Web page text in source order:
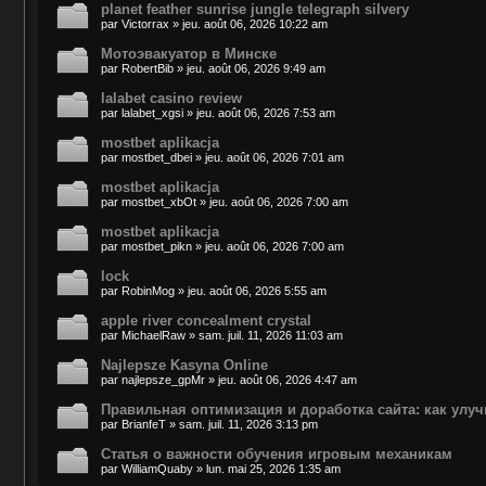
planet feather sunrise jungle telegraph silvery
par Victorrax » jeu. août 06, 2026 10:22 am
Мотоэвакуатор в Минске
par RobertBib » jeu. août 06, 2026 9:49 am
lalabet casino review
par lalabet_xgsi » jeu. août 06, 2026 7:53 am
mostbet aplikacja
par mostbet_dbei » jeu. août 06, 2026 7:01 am
mostbet aplikacja
par mostbet_xbOt » jeu. août 06, 2026 7:00 am
mostbet aplikacja
par mostbet_pikn » jeu. août 06, 2026 7:00 am
lock
par RobinMog » jeu. août 06, 2026 5:55 am
apple river concealment crystal
par MichaelRaw » sam. juil. 11, 2026 11:03 am
Najlepsze Kasyna Online
par najlepsze_gpMr » jeu. août 06, 2026 4:47 am
Правильная оптимизация и доработка сайта: как
par BrianfeT » sam. juil. 11, 2026 3:13 pm
Статья о важности обучения игровым механикам
par WilliamQuaby » lun. mai 25, 2026 1:35 am